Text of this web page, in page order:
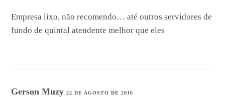
Empresa lixo, não recomendo… até outros servidores de
fundo de quintal atendente melhor que eles
Gerson Muzy22 DE AGOSTO DE 2016